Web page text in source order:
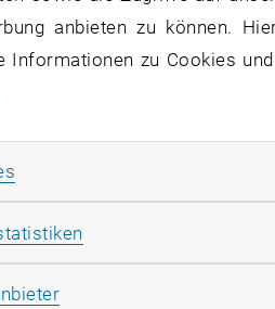
fördern. Gesucht wurden
/ Projekte zur
der Arbeit von Alexander L.
um städtische
ungeschützten
FahrerInnen), die im
anbieten zu können.
Informationen zu Cookies
Marketing Cookies